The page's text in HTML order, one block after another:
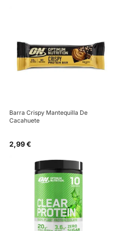
Barra Crispy Mantequilla De
Cacahuete
2,99 €